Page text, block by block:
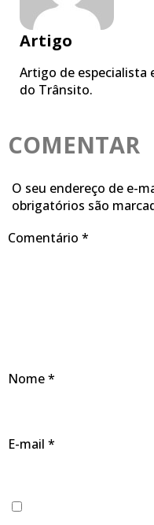
Artigo
Artigo de especialista
do Trânsito.
COMENTAR
O seu endereço de e-
obrigatórios são
Comentário *
Nome*
E-mail *